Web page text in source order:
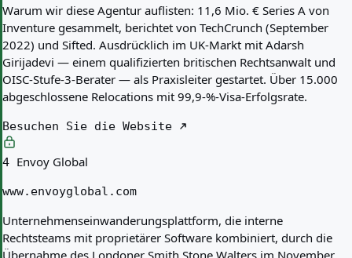
Warum wir diese Agentur auflisten: 11,6 Mio. € Series A von
Inventure gesammelt, berichtet von TechCrunch (September
2022) und Sifted. Ausdrücklich im UK-Markt mit Adarsh
Girijadevi — einem qualifizierten britischen Rechtsanwalt und
OISC-Stufe-3-Berater — als Praxisleiter gestartet. Über 15.000
abgeschlossene Relocations mit 99,9-%-Visa-Erfolgsrate.
Besuchen Sie die Website
4 Envoy Global
www.envoyglobal.com
Unternehmenseinwanderungsplattform, die interne
Rechtsteams mit proprietärer Software kombiniert, durch die